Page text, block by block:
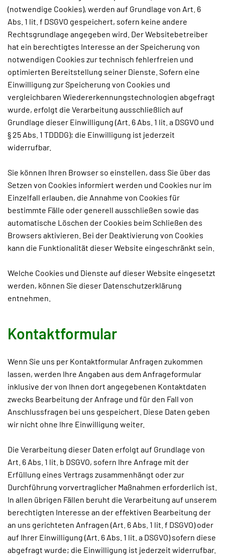
(notwendige Cookies), werden auf Grundlage von Art. 6
Abs. 1 lit. f DSGVO gespeichert, sofern keine andere
Rechtsgrundlage angegeben wird. Der Websitebetreiber
hat ein berechtigtes Interesse an der Speicherung von
notwendigen Cookies zur technisch fehlerfreien und
optimierten Bereitstellung seiner Dienste. Sofern eine
Einwilligung zur Speicherung von Cookies und
vergleichbaren Wiedererkennungstechnologien abgefragt
wurde, erfolgt die Verarbeitung ausschließlich auf
Grundlage dieser Einwilligung (Art. 6 Abs. 1 lit. a DSGVO und
§ 25 Abs. 1 TDDDG); die Einwilligung ist jederzeit
widerrufbar.
Sie können Ihren Browser so einstellen, dass Sie über das
Setzen von Cookies informiert werden und Cookies nur im
Einzelfall erlauben, die Annahme von Cookies für
bestimmte Fälle oder generell ausschließen sowie das
automatische Löschen der Cookies beim Schließen des
Browsers aktivieren. Bei der Deaktivierung von Cookies
kann die Funktionalität dieser Website eingeschränkt sein.
Welche Cookies und Dienste auf dieser Website eingesetzt
werden, können Sie dieser Datenschutzerklärung
entnehmen.
Kontaktformular
Wenn Sie uns per Kontaktformular Anfragen zukommen
lassen, werden Ihre Angaben aus dem Anfrageformular
inklusive der von Ihnen dort angegebenen Kontaktdaten
zwecks Bearbeitung der Anfrage und für den Fall von
Anschlussfragen bei uns gespeichert. Diese Daten geben
wir nicht ohne Ihre Einwilligung weiter.
Die Verarbeitung dieser Daten erfolgt auf Grundlage von
Art. 6 Abs. 1 lit. b DSGVO, sofern Ihre Anfrage mit der
Erfüllung eines Vertrags zusammenhängt oder zur
Durchführung vorvertraglicher Maßnahmen erforderlich ist.
In allen übrigen Fällen beruht die Verarbeitung auf unserem
berechtigten Interesse an der effektiven Bearbeitung der
an uns gerichteten Anfragen (Art. 6 Abs. 1 lit. f DSGVO) oder
auf Ihrer Einwilligung (Art. 6 Abs. 1 lit. a DSGVO) sofern diese
abgefragt wurde; die Einwilligung ist jederzeit widerrufbar.